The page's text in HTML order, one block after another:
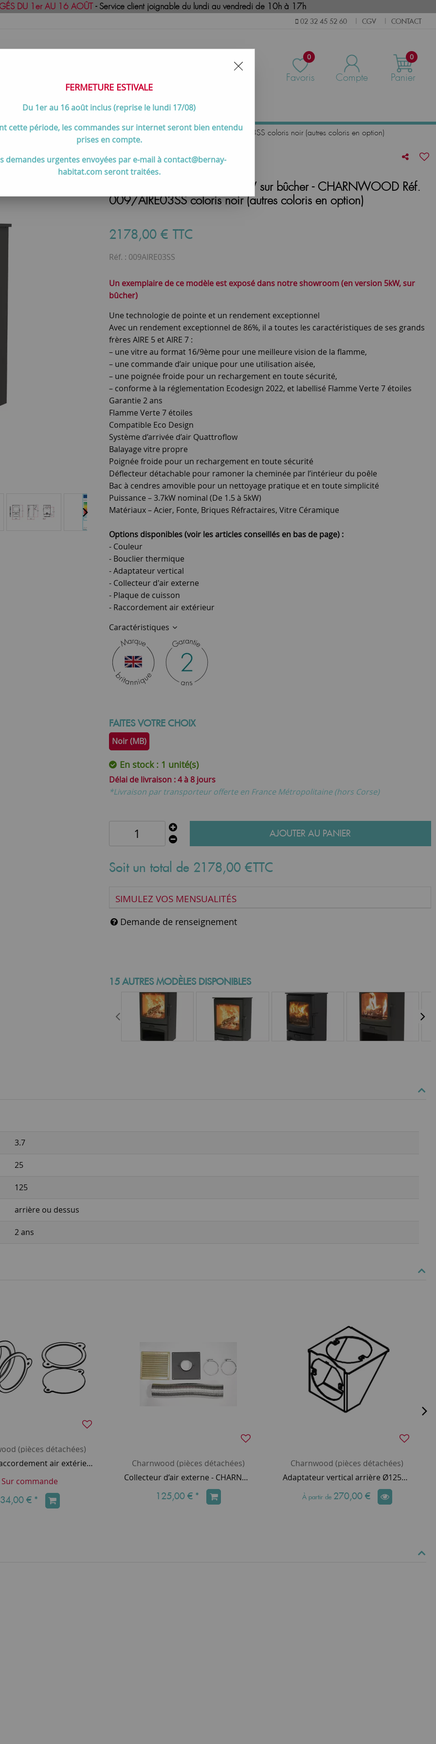
DU 1er AU 16 AOÛT- Service client joignable du lundi au vendredi de 10h à 17h
02 32 45 52 60 CGV CONTACT
0
Favoris Compte
0
Panier
Cuisson Meilleures ventes Contactez-nous
Poêle à bois Aire 3 de 3.7kW sur bûcher - CHARNWOOD Réf. 009/AIRE03SS coloris noir (autres coloris en option)
Charnwood
Poêle à bois Aire 3 de 3.7kW sur bûcher - CHARNWOOD Réf.
009/AIRE03SS coloris noir (autres coloris en option)
2178,00 € TTC
Réf. : 009AIRE03SS
Un exemplaire de ce modèle est exposé dans notre showroom (en version 5kW, sur
bûcher)
Une technologie de pointe et un rendement exceptionnel
Avec un rendement exceptionnel de 86%, il a toutes les caractéristiques de ses grands
frères AIRE 5 et AIRE 7 :
– une vitre au format 16/9ème pour une meilleure vision de la flamme,
– une commande d’air unique pour une utilisation aisée,
– une poignée froide pour un rechargement en toute sécurité,
– conforme à la réglementation Ecodesign 2022, et labellisé Flamme Verte 7 étoiles
Garantie 2 ans
Flamme Verte 7 étoiles
Compatible Eco Design
Système d’arrivée d’air Quattroflow
Balayage vitre propre
Poignée froide pour un rechargement en toute sécurité
Déflecteur détachable pour ramoner la cheminée par l’intérieur du poêle
Bac à cendres amovible pour un nettoyage pratique et en toute simplicité
Puissance – 3.7kW nominal (De 1.5 à 5kW)
Matériaux – Acier, Fonte, Briques Réfractaires, Vitre Céramique
Options disponibles (voir les articles conseillés en bas de page) :
- Couleur
- Bouclier thermique
- Adaptateur vertical
- Collecteur d'air externe
- Plaque de cuisson
- Raccordement air extérieur
Caractéristiques
FAITES VOTRE CHOIX
Noir (MB)
En stock : 1 unité(s)
4 à 8 jours
*Livraison par transporteur offerte en France Métropolitaine (hors Corse)
AJOUTER AU PANIER
Soit un total de 2178,00 €TTC
SIMULEZ VOS MENSUALITÉS
Demande de renseignement
15 AUTRES MODÈLES DISPONIBLES
3.7
25
125
arrière ou dessus
2 ans
(pièces détachées)
Buselot raccordement air extérieur - CHARNWOOD Réf. 010/BR053/S
Sur commande
34,00 € *
Charnwood (pièces détachées)
Collecteur d’air externe - CHARNWOOD Réf. 010/TH50
125,00 € *
Charnwood (pièces détachées)
Adaptateur vertical arrière Ø125mm (5") - Country 4, C-4, 5 Cove 1, Bembridge, Arc 5 & Skye 5, Aire 3 - CHARNWOOD Réf. 010/BU034
À partir de 270,00 €
FERMETURE ESTIVALE
Du 1er au 16 août inclus (reprise le lundi 17/08)
cette période, les commandes sur internet seront bien entendu
prises en compte.
demandes urgentes envoyées par e-mail à contact@bernay-
habitat.com seront traitées.